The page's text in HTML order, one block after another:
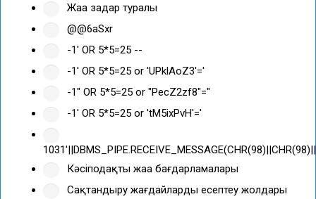
Жаңа заңдар туралы
@@6aSxr
-1' OR 5*5=25 --
-1' OR 5*5=25 or 'UPklAoZ3'='
-1" OR 5*5=25 or "PecZ2zf8"="
-1' OR 5*5=25 or 'tM5ixPvH'='
Кәсіподақтың жаңа бағдарламалары
Сақтандыру жағдайларды есептеу жолдары